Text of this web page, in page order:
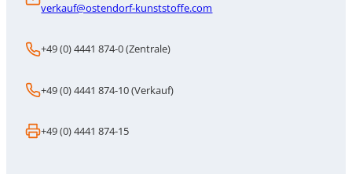
verkauf@ostendorf-kunststoffe.com
+49 (0) 4441 874-0 (Zentrale)
+49 (0) 4441 874-10 (Verkauf)
+49 (0) 4441 874-15